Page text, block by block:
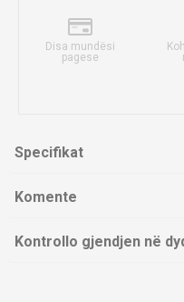
Disa mundësi
pagese
Specifikat
Komente
Kontrollo gjendjen në